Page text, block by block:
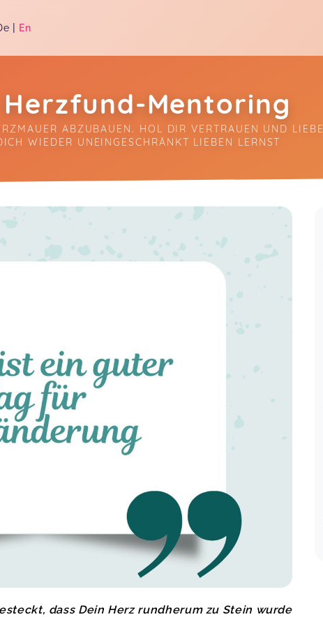
| En
Mentoring
ABZUBAUEN. HOL DIR VERTRAUEN UND LIEBE
WIEDER UNEINGESCHRÄNKT LIEBEN LERNST
dass Dein Herz rundherum zu Stein wurde